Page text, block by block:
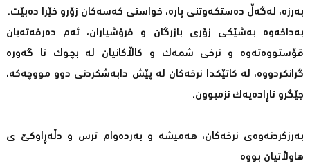
بەرزە، لەگەڵ دەستکەوتنی پارە، خواستی کەسەکان زۆرو خێرا دەبێت.
بەداخەوە بەشێکی زۆری بازرگان و فرۆشیاران، ئەم دەرفەتەیان
قۆستووەتەوە و نرخی شمەک و کاڵاکانیان لە بچوک تا گەورە
گرانکردووە، لە کاتێکدا نرخەکان لە پێش دابەشکردنی دوو مووچەکە،
جێگرو تاڕادەیەک نزمبوون.
بەرزکردنەوەی نرخەکان، هەمیشە و بەردەوام ترس و دڵەڕاوکێ ی
هاوڵاتیان بووە